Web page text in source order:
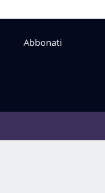
Abbonati